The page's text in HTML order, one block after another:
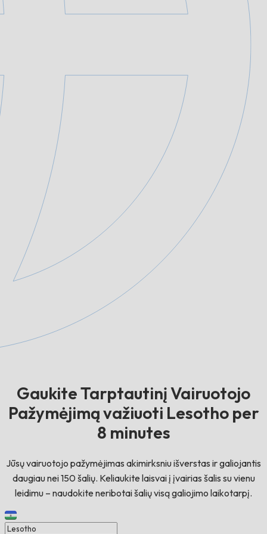
Gaukite Tarptautinį Vairuotojo
Pažymėjimą važiuoti Lesotho per
8 minutes
Jūsų vairuotojo pažymėjimas akimirksniu išverstas ir galiojantis
daugiau nei 150 šalių. Keliaukite laisvai į įvairias šalis su vienu
leidimu – naudokite neribotai šalių visą galiojimo laikotarpį.